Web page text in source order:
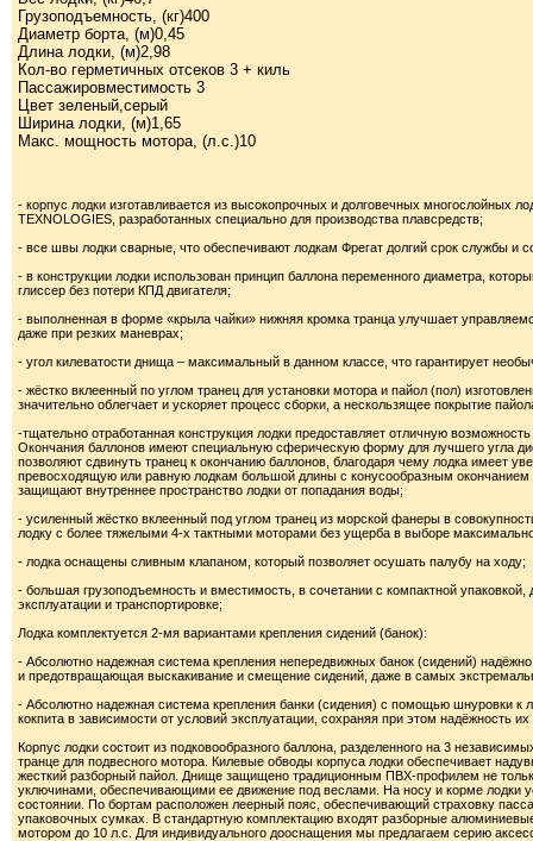
Грузоподъемность, (кг)400
Диаметр борта, (м)0,45
Длина лодки, (м)2,98
Кол-во герметичных отсеков 3 + киль
Пассажировместимость 3
Цвет зеленый,серый
Ширина лодки, (м)1,65
Макс. мощность мотора, (л.с.)10
- корпус лодки изготавливается из высокопрочных и долговечных многослойных
TEXNOLOGIES, разработанных специально для производства плавсредств;
- все швы лодки сварные, что обеспечивают лодкам Фрегат долгий срок службы и
- в конструкции лодки использован принцип баллона переменного диаметра,
глиссер без потери КПД двигателя;
- выполненная в форме «крыла чайки» нижняя кромка транца улучшает
даже при резких маневрах;
- угол килеватости днища – максимальный в данном классе, что гарантирует
- жёстко вклеенный по углом транец для установки мотора и пайол (пол)
значительно облегчает и ускоряет процесс сборки, а нескользящее покрытие
-тщательно отработанная конструкция лодки предоставляет отличную
Окончания баллонов имеют специальную сферическую форму для лучшего угла
позволяют сдвинуть транец к окончанию баллонов, благодаря чему лодка имеет
превосходящую или равную лодкам большой длины с конусообразным
защищают внутреннее пространство лодки от попадания воды;
- усиленный жёстко вклеенный под углом транец из морской фанеры в
лодку с более тяжелыми 4-х тактными моторами без ущерба в выборе
- лодка оснащены сливным клапаном, который позволяет осушать палубу на ходу;
- большая грузоподъемность и вместимость, в сочетании с компактной
эксплуатации и транспортировке;
Лодка комплектуется 2-мя вариантами крепления сидений (банок):
- Абсолютно надежная система крепления непередвижных банок (сидений)
и предотвращающая выскакивание и смещение сидений, даже в самых
- Абсолютно надежная система крепления банки (сидения) с помощью шнуровки
кокпита в зависимости от условий эксплуатации, сохраняя при этом надёжность
Корпус лодки состоит из подковообразного баллона, разделенного на 3
транце для подвесного мотора. Килевые обводы корпуса лодки обеспечивает
жесткий разборный пайол. Днище защищено традиционным ПВХ-профилем не
уключинами, обеспечивающими ее движение под веслами. На носу и корме лодки
состоянии. По бортам расположен леерный пояс, обеспечивающий страховку
упаковочных сумках. В стандартную комплектацию входят разборные
мотором до 10 л.с. Для индивидуального дооснащения мы предлагаем серию